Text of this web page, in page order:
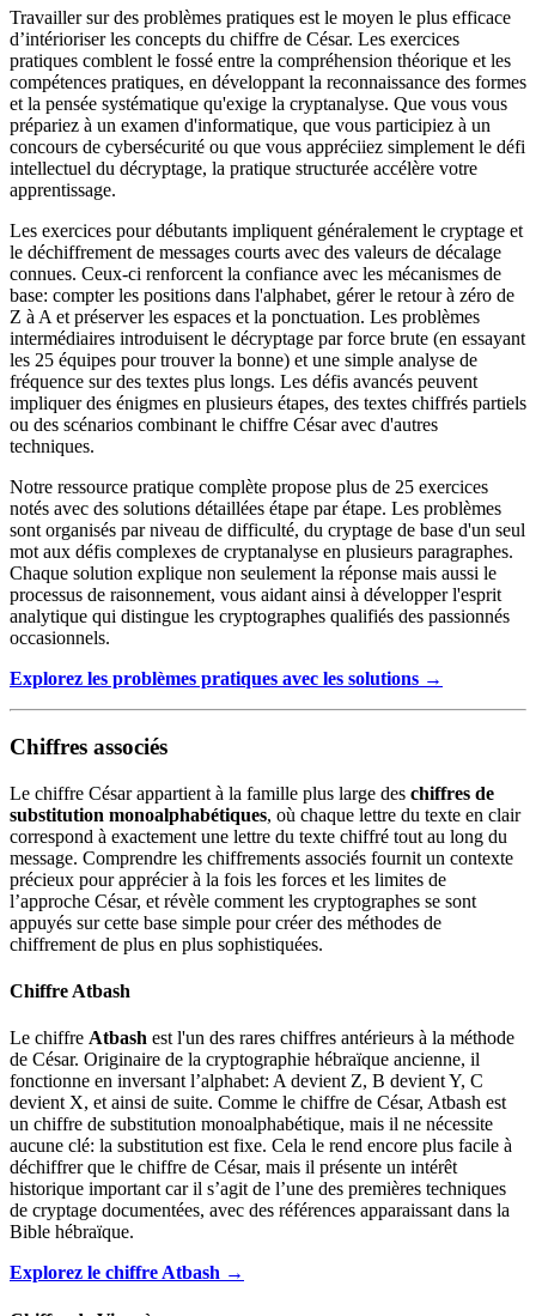
Travailler sur des problèmes pratiques est le moyen le plus efficace
d’intérioriser les concepts du chiffre de César. Les exercices
pratiques comblent le fossé entre la compréhension théorique et les
compétences pratiques, en développant la reconnaissance des formes
et la pensée systématique qu'exige la cryptanalyse. Que vous vous
prépariez à un examen d'informatique, que vous participiez à un
concours de cybersécurité ou que vous appréciiez simplement le défi
intellectuel du décryptage, la pratique structurée accélère votre
apprentissage.
Les exercices pour débutants impliquent généralement le cryptage et
le déchiffrement de messages courts avec des valeurs de décalage
connues. Ceux-ci renforcent la confiance avec les mécanismes de
base: compter les positions dans l'alphabet, gérer le retour à zéro de
Z à A et préserver les espaces et la ponctuation. Les problèmes
intermédiaires introduisent le décryptage par force brute (en essayant
les 25 équipes pour trouver la bonne) et une simple analyse de
fréquence sur des textes plus longs. Les défis avancés peuvent
impliquer des énigmes en plusieurs étapes, des textes chiffrés partiels
ou des scénarios combinant le chiffre César avec d'autres
techniques.
Notre ressource pratique complète propose plus de 25 exercices
notés avec des solutions détaillées étape par étape. Les problèmes
sont organisés par niveau de difficulté, du cryptage de base d'un seul
mot aux défis complexes de cryptanalyse en plusieurs paragraphes.
Chaque solution explique non seulement la réponse mais aussi le
processus de raisonnement, vous aidant ainsi à développer l'esprit
analytique qui distingue les cryptographes qualifiés des passionnés
occasionnels.
Explorez les problèmes pratiques avec les solutions →
Chiffres associés
Le chiffre César appartient à la famille plus large des chiffres de
substitution monoalphabétiques, où chaque lettre du texte en clair
correspond à exactement une lettre du texte chiffré tout au long du
message. Comprendre les chiffrements associés fournit un contexte
précieux pour apprécier à la fois les forces et les limites de
l’approche César, et révèle comment les cryptographes se sont
appuyés sur cette base simple pour créer des méthodes de
chiffrement de plus en plus sophistiquées.
Chiffre Atbash
Le chiffre Atbash est l'un des rares chiffres antérieurs à la méthode
de César. Originaire de la cryptographie hébraïque ancienne, il
fonctionne en inversant l’alphabet: A devient Z, B devient Y, C
devient X, et ainsi de suite. Comme le chiffre de César, Atbash est
un chiffre de substitution monoalphabétique, mais il ne nécessite
aucune clé: la substitution est fixe. Cela le rend encore plus facile à
déchiffrer que le chiffre de César, mais il présente un intérêt
historique important car il s’agit de l’une des premières techniques
de cryptage documentées, avec des références apparaissant dans la
Bible hébraïque.
Explorez le chiffre Atbash →